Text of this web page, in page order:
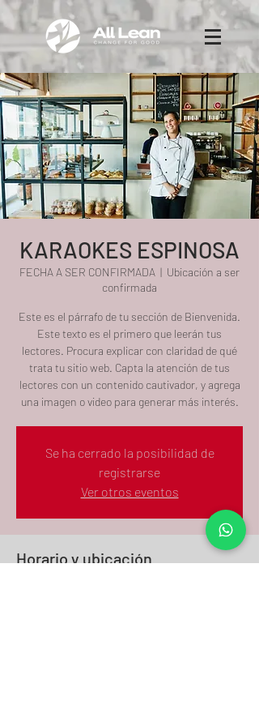
KARAOKES ESPINOSA
FECHA A SER CONFIRMADA
  |
Ubicación a ser
confirmada
Este es el párrafo de tu sección de Bienvenida.
Este texto es el primero que leerán tus
lectores. Procura explicar con claridad de qué
trata tu sitio web. Capta la atención de tus
lectores con un contenido cautivador, y agrega
una imagen o video para generar más interés.
Se ha cerrado la posibilidad de
registrarse
Ver otros eventos
Horario y ubicación